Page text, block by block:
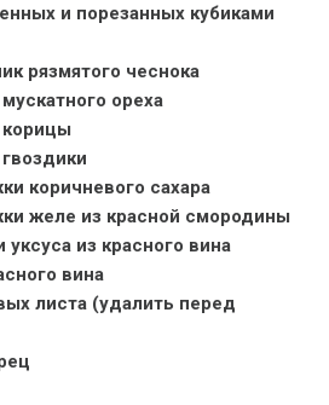
и порезанных кубиками
рязмятого чеснока
ореха
коричневого сахара
желе из красной смородины
уксуса из красного вина
вина
листа (удалить перед